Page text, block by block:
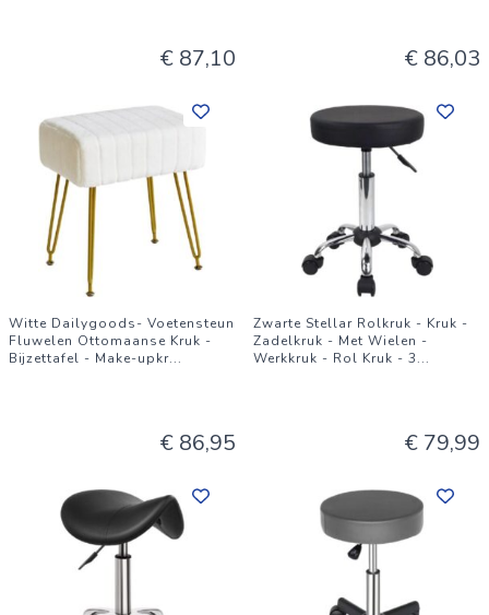
€ 87,10 € 86,03
Witte Dailygoods- Voetensteun
Fluwelen Ottomaanse Kruk -
Bijzettafel - Make-upkr...
€ 86,95
Zwarte Stellar Rolkruk - Kruk -
Zadelkruk - Met Wielen -
Werkkruk - Rol Kruk - 3...
€ 79,99